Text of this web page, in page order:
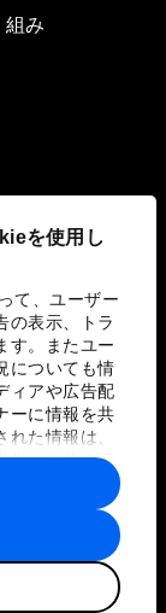
を使用し
て、ユーザー
の表示、トラ
す。またユー
についても情
ィアや広告配
ーに情報を共
た情報は、
供した他の情
使用した際
され、各パー
がありま
み